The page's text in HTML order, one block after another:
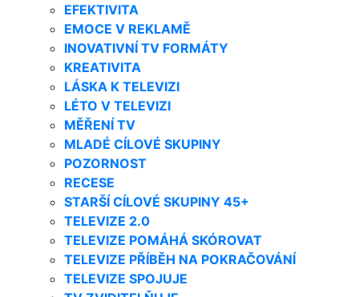
EFEKTIVITA
EMOCE V REKLAMĚ
INOVATIVNÍ TV FORMÁTY
KREATIVITA
LÁSKA K TELEVIZI
LÉTO V TELEVIZI
MĚŘENÍ TV
MLADÉ CÍLOVÉ SKUPINY
POZORNOST
RECESE
STARŠÍ CÍLOVÉ SKUPINY 45+
TELEVIZE 2.0
TELEVIZE POMÁHÁ SKÓROVAT
TELEVIZE PŘÍBĚH NA POKRAČOVÁNÍ
TELEVIZE SPOJUJE